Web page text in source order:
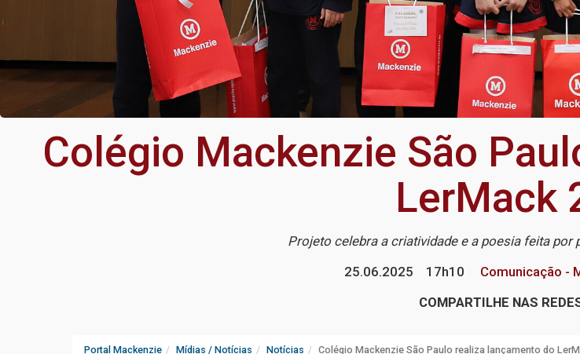
Colégio Mackenzie São
LerMack
Projeto celebra a criatividade e a poesia feita
25.06.2025
17h10
Comunicação -
COMPARTILHE NAS
Portal Mackenzie Mídias / Notícias Notícias Colégio Mackenzie São Paulo realiza lançamento do